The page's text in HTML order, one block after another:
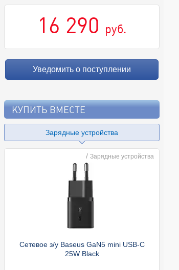
16 290 руб.
Уведомить о поступлении
КУПИТЬ ВМЕСТЕ
Зарядные устройства
/ Зарядные устройства
Сетевое з/у Baseus GaN5 mini USB-C
25W Black